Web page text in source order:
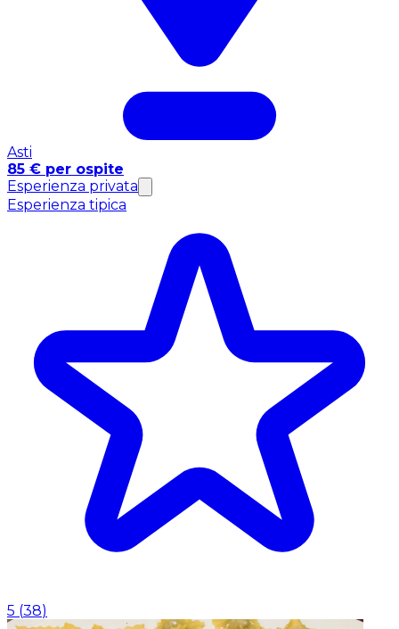
Asti
85 € per ospite
Esperienza privata
Esperienza tipica
5 (38)